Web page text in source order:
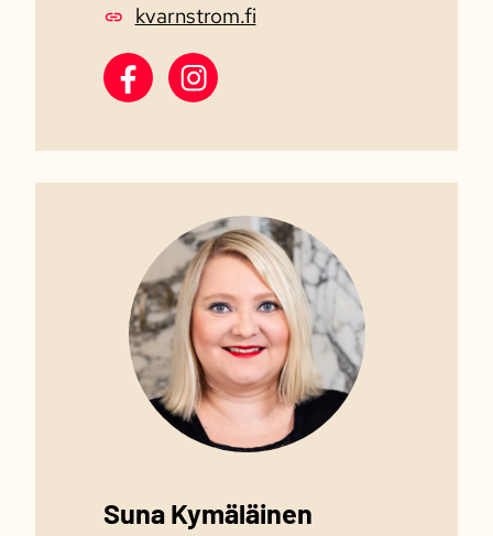
kvarnstrom.fi
Johan Kvarnström Facebook
Johan Kvarnström Instagram
Suna Kymäläinen